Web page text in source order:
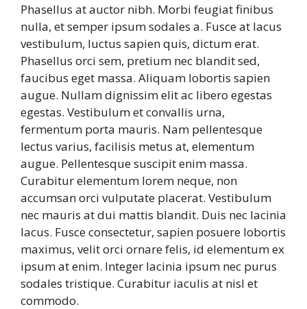
Phasellus at auctor nibh. Morbi feugiat finibus
nulla, et semper ipsum sodales a. Fusce at lacus
vestibulum, luctus sapien quis, dictum erat.
Phasellus orci sem, pretium nec blandit sed,
faucibus eget massa. Aliquam lobortis sapien
augue. Nullam dignissim elit ac libero egestas
egestas. Vestibulum et convallis urna,
fermentum porta mauris. Nam pellentesque
lectus varius, facilisis metus at, elementum
augue. Pellentesque suscipit enim massa.
Curabitur elementum lorem neque, non
accumsan orci vulputate placerat. Vestibulum
nec mauris at dui mattis blandit. Duis nec lacinia
lacus. Fusce consectetur, sapien posuere lobortis
maximus, velit orci ornare felis, id elementum ex
ipsum at enim. Integer lacinia ipsum nec purus
sodales tristique. Curabitur iaculis at nisl et
commodo.